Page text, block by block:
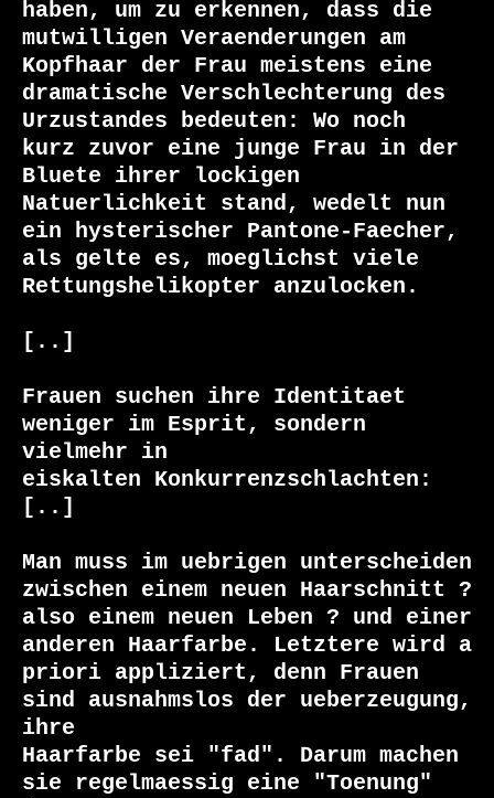
haben, um zu erkennen, dass die
mutwilligen Veraenderungen am
Kopfhaar der Frau meistens eine
dramatische Verschlechterung des
Urzustandes bedeuten: Wo noch
kurz zuvor eine junge Frau in der
Bluete ihrer lockigen
Natuerlichkeit stand, wedelt nun
ein hysterischer Pantone-Faecher,
als gelte es, moeglichst viele
Rettungshelikopter anzulocken.
[..]
Frauen suchen ihre Identitaet
weniger im Esprit, sondern
vielmehr in
eiskalten Konkurrenzschlachten:
[..]
Man muss im uebrigen unterscheiden
zwischen einem neuen Haarschnitt ?
also einem neuen Leben ? und einer
anderen Haarfarbe. Letztere wird a
priori appliziert, denn Frauen
sind ausnahmslos der ueberzeugung,
ihre
Haarfarbe sei "fad". Darum machen
sie regelmaessig eine "Toenung"